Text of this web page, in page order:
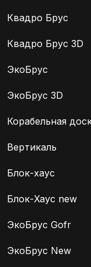
Квадро Брус
Квадро Брус 3D
ЭкоБрус
ЭкоБрус 3D
Корабельная
Вертикаль
Блок-хаус
Блок-Хаус new
ЭкоБрус Gofr
ЭкоБрус New